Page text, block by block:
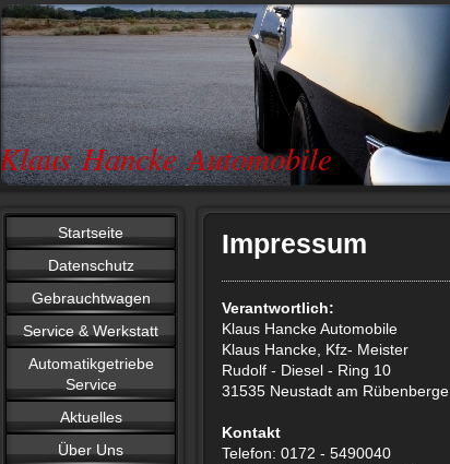
Klaus Hancke Automobile
Startseite
Datenschutz
Gebrauchtwagen
Service & Werkstatt
Automatikgetriebe
Service
Aktuelles
Über Uns
Impressum
Verantwortlich:
Klaus Hancke Automobile
Klaus Hancke, Kfz- Meister
Rudolf - Diesel - Ring 10
31535 Neustadt am Rübenberge
Kontakt
Telefon: 0172 - 5490040